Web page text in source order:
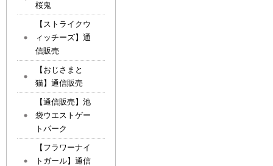
桜鬼
【ストライクウ
ィッチーズ】通
信販売
【おじさまと
猫】通信販売
【通信販売】池
袋ウエストゲー
トパーク
【フラワーナイ
トガール】通信